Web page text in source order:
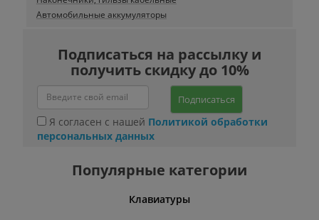
Автомобильные аккумуляторы
Подписаться на рассылку и
получить скидку до 10%
Подписаться
Я согласен с нашей Политикой обработки
персональных данных
Популярные категории
Клавиатуры